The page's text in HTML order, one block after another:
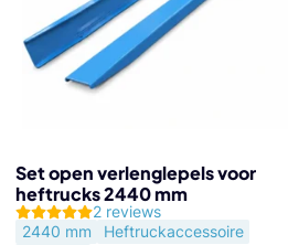
Set open verlenglepels voor
heftrucks 2440 mm
2 reviews
2440 mm
Heftruckaccessoire
optie
kan
gekozen
de
productpagina